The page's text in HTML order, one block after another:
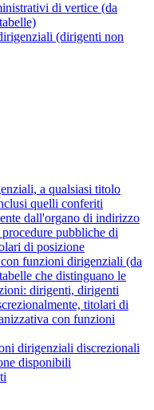
di vertice (da
(dirigenti non
a qualsiasi titolo
quelli conferiti
dall'organo di indirizzo
pubbliche di
di posizione
funzioni dirigenziali (da
che distinguano le
dirigenti, dirigenti
titolari di
con funzioni
dirigenziali discrezionali
disponibili